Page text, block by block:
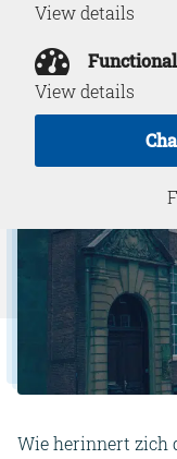
Wie herinnert zich
View details
View details